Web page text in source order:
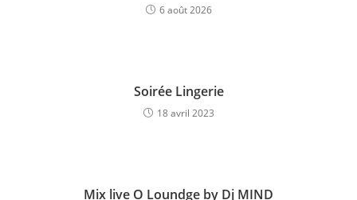
6 août 2026
Soirée Lingerie
18 avril 2023
Mix live O Loundge by Dj MIND